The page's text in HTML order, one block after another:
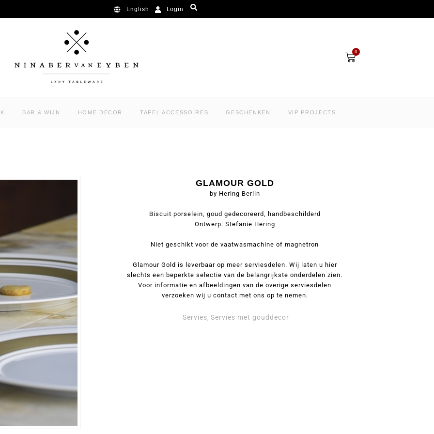
English Login
0
Winkelwagen
BAR & WIJN HOME DECOR TAFEL ACCESSOIRES GESCHENKEN VIP PROJECTS
GLAMOUR GOLD
by Hering Berlin
Biscuit porselein, goud gedecoreerd, handbeschilderd
Ontwerp: Stefanie Hering
Niet geschikt voor de vaatwasmachine of magnetron
Glamour Gold is leverbaar op meer serviesdelen. Wij laten u hier
slechts een beperkte selectie van de belangrijkste onderdelen zien.
Voor informatie en afbeeldingen van de overige serviesdelen
verzoeken wij u contact met ons op te nemen.
Servies, Servies met gouddecor